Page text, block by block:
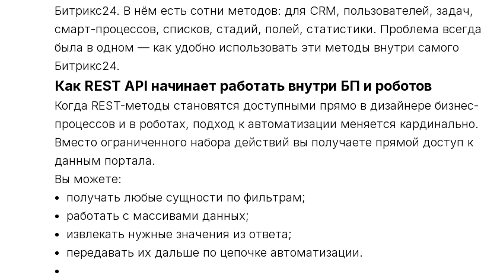
Битрикс24. В нём есть сотни методов: для CRM, пользователей, задач,
смарт-процессов, списков, стадий, полей, статистики. Проблема всегда
была в одном — как удобно использовать эти методы внутри самого
Битрикс24.
Как REST API начинает работать внутри БП и роботов
Когда REST-методы становятся доступными прямо в дизайнере бизнес-
процессов и в роботах, подход к автоматизации меняется кардинально.
Вместо ограниченного набора действий вы получаете прямой доступ к
данным портала.
Вы можете:
получать любые сущности по фильтрам;
работать с массивами данных;
извлекать нужные значения из ответа;
передавать их дальше по цепочке автоматизации.